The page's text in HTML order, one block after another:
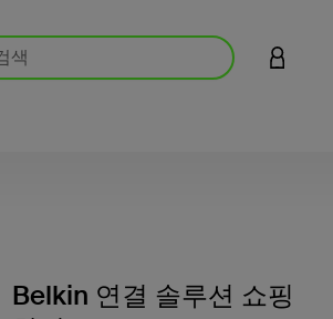
LOGIN
Belkin 연결 솔루션 쇼핑